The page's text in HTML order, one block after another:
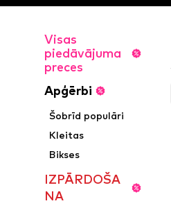
Visas
piedāvājuma
preces
Apģērbi
Šobrīd populāri
Kleitas
Bikses
IZPĀRDOŠA
NA